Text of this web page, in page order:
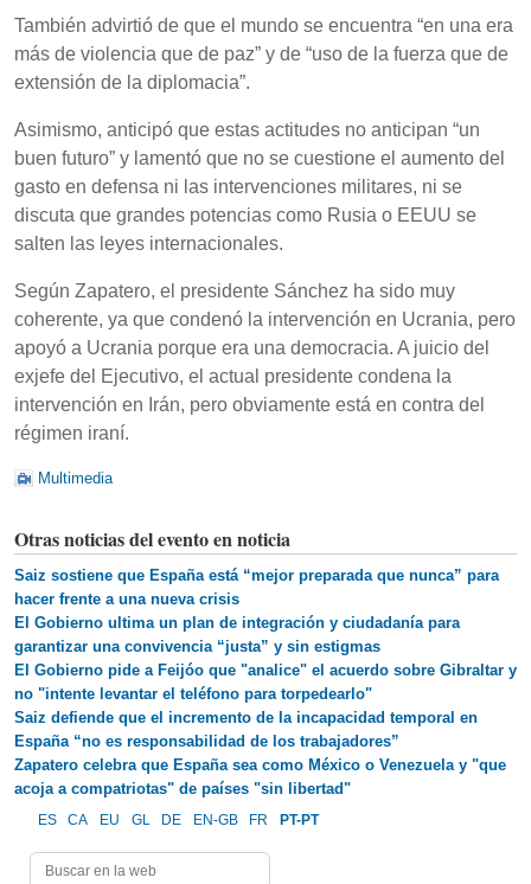
También advirtió de que el mundo se encuentra “en una era
más de violencia que de paz” y de “uso de la fuerza que de
extensión de la diplomacia”.
Asimismo, anticipó que estas actitudes no anticipan “un
buen futuro” y lamentó que no se cuestione el aumento del
gasto en defensa ni las intervenciones militares, ni se
discuta que grandes potencias como Rusia o EEUU se
salten las leyes internacionales.
Según Zapatero, el presidente Sánchez ha sido muy
coherente, ya que condenó la intervención en Ucrania, pero
apoyó a Ucrania porque era una democracia. A juicio del
exjefe del Ejecutivo, el actual presidente condena la
intervención en Irán, pero obviamente está en contra del
régimen iraní.
Multimedia
Otras noticias del evento en noticia
Saiz sostiene que España está “mejor preparada que nunca” para
hacer frente a una nueva crisis
El Gobierno ultima un plan de integración y ciudadanía para
garantizar una convivencia “justa” y sin estigmas
El Gobierno pide a Feijóo que "analice" el acuerdo sobre Gibraltar y
no "intente levantar el teléfono para torpedearlo"
Saiz defiende que el incremento de la incapacidad temporal en
España “no es responsabilidad de los trabajadores”
Zapatero celebra que España sea como México o Venezuela y "que
acoja a compatriotas" de países "sin libertad"
ES CA EU GL DE EN-GB FR PT-PT